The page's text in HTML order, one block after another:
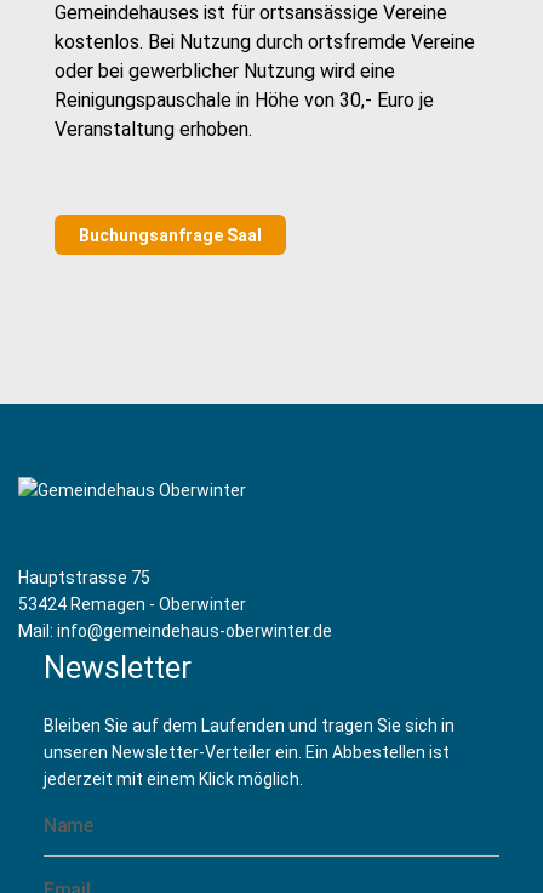
Gemeindehauses ist für ortsansässige Vereine
kostenlos. Bei Nutzung durch ortsfremde Vereine
oder bei gewerblicher Nutzung wird eine
Reinigungspauschale in Höhe von 30,- Euro je
Veranstaltung erhoben.
Buchungsanfrage Saal
Hauptstrasse 75
53424 Remagen - Oberwinter
Mail: info@gemeindehaus-oberwinter.de
Newsletter
Bleiben Sie auf dem Laufenden und tragen Sie sich in
unseren Newsletter-Verteiler ein. Ein Abbestellen ist
jederzeit mit einem Klick möglich.